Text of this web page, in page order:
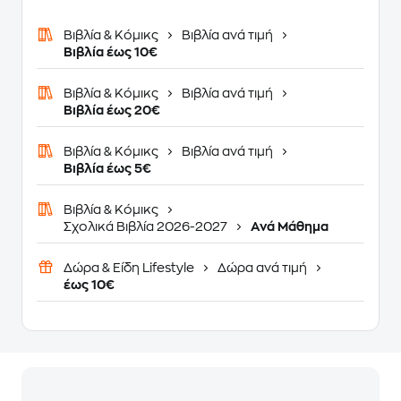
Βιβλία & Κόμικς
Βιβλία ανά τιμή
Βιβλία έως 10€
Βιβλία & Κόμικς
Βιβλία ανά τιμή
Βιβλία έως 20€
Βιβλία & Κόμικς
Βιβλία ανά τιμή
Βιβλία έως 5€
Βιβλία & Κόμικς
Σχολικά Βιβλία 2026-2027
Ανά Μάθημα
Δώρα & Είδη Lifestyle
Δώρα ανά τιμή
έως 10€